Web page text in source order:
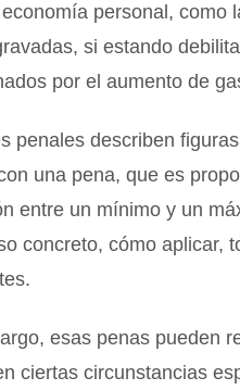
personal, como
si estando
por el aumento de
penales describen
una pena, que es
entre un mínimo y un
concreto, cómo aplicar,
esas penas pueden
ciertas circunstancias